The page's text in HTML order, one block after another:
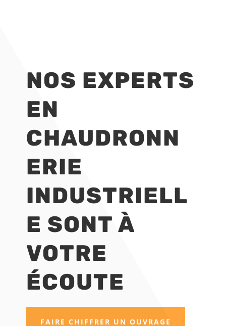
NOS EXPERTS
EN
CHAUDRONN
ERIE
INDUSTRIELL
E SONT À
VOTRE
ÉCOUTE
FAIRE CHIFFRER UN OUVRAGE